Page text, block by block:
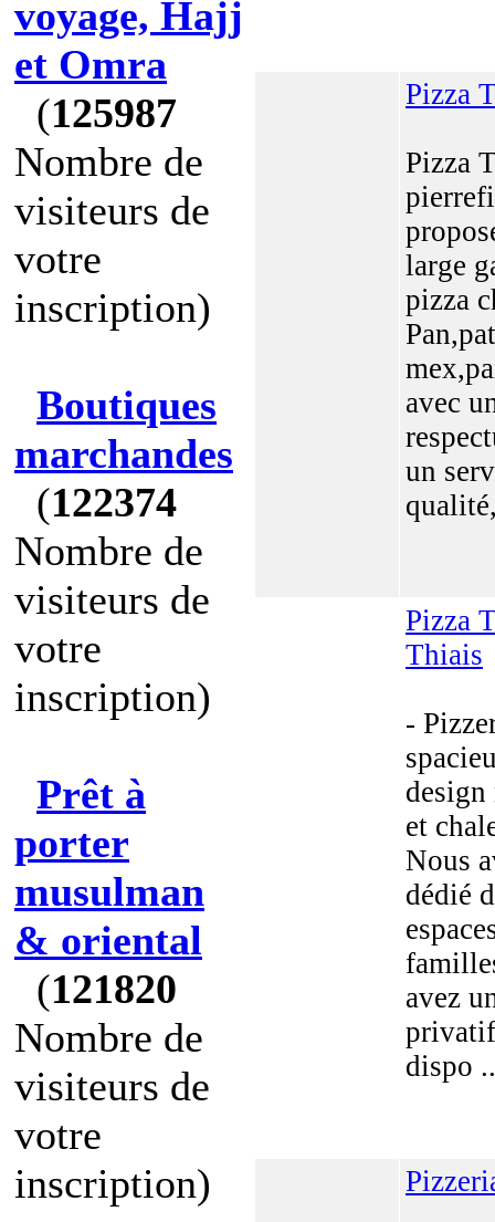
voyage, Hajj
et Omra
(125987
Nombre de
visiteurs de
votre
inscription)
Boutiques
marchandes
(122374
Nombre de
visiteurs de
votre
inscription)
Prêt à
porter
musulman
& oriental
(121820
Nombre de
visiteurs de
votre
inscription)
Pizza
Pizza
large
pizza
avec
un
Pizza
Thiais
-
design
et
Nous
dédié
avez
dispo